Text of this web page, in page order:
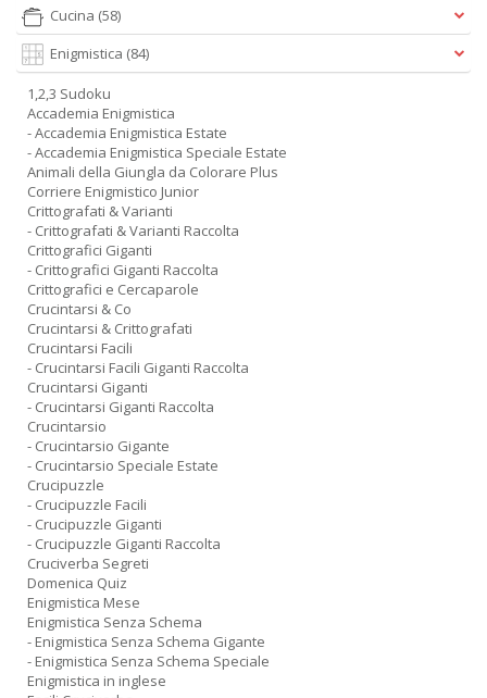
Cucina (58)
Enigmistica (84)
1,2,3 Sudoku
Accademia Enigmistica
- Accademia Enigmistica Estate
- Accademia Enigmistica Speciale Estate
Animali della Giungla da Colorare Plus
Corriere Enigmistico Junior
Crittografati & Varianti
- Crittografati & Varianti Raccolta
Crittografici Giganti
- Crittografici Giganti Raccolta
Crittografici e Cercaparole
Crucintarsi & Co
Crucintarsi & Crittografati
Crucintarsi Facili
- Crucintarsi Facili Giganti Raccolta
Crucintarsi Giganti
- Crucintarsi Giganti Raccolta
Crucintarsio
- Crucintarsio Gigante
- Crucintarsio Speciale Estate
Crucipuzzle
- Crucipuzzle Facili
- Crucipuzzle Giganti
- Crucipuzzle Giganti Raccolta
Cruciverba Segreti
Domenica Quiz
Enigmistica Mese
Enigmistica Senza Schema
- Enigmistica Senza Schema Gigante
- Enigmistica Senza Schema Speciale
Enigmistica in inglese